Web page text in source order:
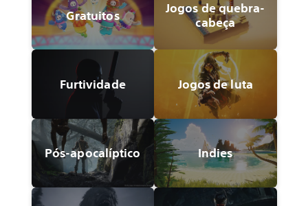
Gratuitos
Jogos de quebra-
cabeça
Furtividade Jogos de luta
Pós-apocalíptico Indies